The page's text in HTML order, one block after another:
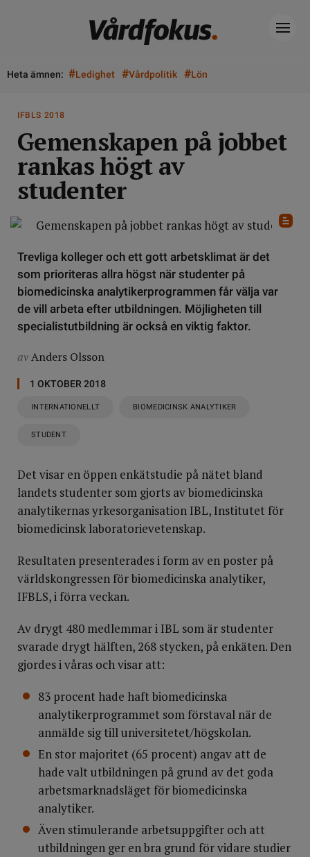
Heta ämnen: #Ledighet #Vårdpolitik #Lön
IFBLS 2018
Gemenskapen på jobbet
rankas högt av
studenter
Trevliga kolleger och ett gott arbetsklimat är det
som prioriteras allra högst när studenter på
biomedicinska analytikerprogrammen får välja var
de vill arbeta efter utbildningen. Möjligheten till
specialistutbildning är också en viktig faktor.
avAnders Olsson
1 OKTOBER 2018
INTERNATIONELLT BIOMEDICINSK ANALYTIKER
STUDENT
Det visar en öppen enkätstudie på nätet bland
landets studenter som gjorts av biomedicinska
analytikernas yrkesorganisation IBL, Institutet för
biomedicinsk laboratorievetenskap.
Resultaten presenterades i form av en poster på
världskongressen för biomedicinska analytiker,
IFBLS, i förra veckan.
Av drygt 480 medlemmar i IBL som är studenter
svarade drygt hälften, 268 stycken, på enkäten. Den
gjordes i våras och visar att:
83 procent hade haft biomedicinska
analytikerprogrammet som förstaval när de
anmälde sig till universitetet/högskolan.
En stor majoritet (65 procent) angav att de
hade valt utbildningen på grund av det goda
arbetsmarknadsläget för biomedicinska
analytiker.
Även stimulerande arbetsuppgifter och att
utbildningen ger en bra grund för vidare studier